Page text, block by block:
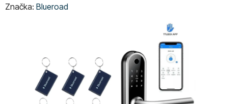
hodnocení
hvězdiček.
Značka: Blueroad